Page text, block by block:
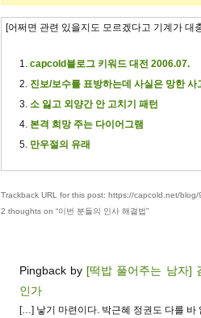
[어쩌면 관련 있을지도 모르겠다고 기계가 대
capcold블로그 키워드 대전 2006.07.
진보/보수를 표방하는데 사실은 망한 사
소 잃고 외양간 안 고치기 패턴
본격 희망 주는 다이어그램
만우절의 유래
Trackback URL for this post: https://capcold.net/blog/
2 thoughts on “이번 분들의 인사 해결법”
Pingback by [떡밥 풀어주는 남자]
인가
[…] 낳기 마련이다. 박근혜 정권도 다를